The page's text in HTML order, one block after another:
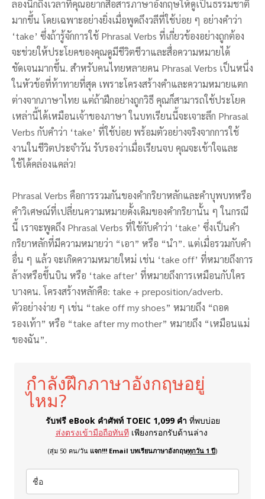
ลองนึกถึงเวลาที่คุณอยากสื่อสารภาษาอังกฤษให้ดูเป็นธรรมชาติ
มากขึ้น โดยเฉพาะอย่างยิ่งเมื่อพูดถึงวลีที่ใช้บ่อย ๆ อย่างคำว่า
‘take’ ซึ่งถ้ารู้จักการใช้ Phrasal Verbs ที่เกี่ยวข้องอย่างถูกต้อง
จะช่วยให้ประโยคของคุณดูมีชีวิตชีวาและสื่อความหมายได้
ชัดเจนมากขึ้น. สำหรับคนไทยหลายคน Phrasal Verbs เป็นหนึ่ง
ในหัวข้อที่ท้าทายที่สุด เพราะโครงสร้างคำและความหมายแตก
ต่างจากภาษาไทย แต่ถ้าฝึกอย่างถูกวิธี คุณก็สามารถใช้ประโยค
เหล่านี้ได้เหมือนเจ้าของภาษา ในบทเรียนนี้จะเจาะลึก Phrasal
Verbs กับคำว่า ‘take’ ที่ใช้บ่อย พร้อมตัวอย่างจริงจากการใช้
งานในชีวิตประจำวัน รับรองว่าเมื่อเรียนจบ คุณจะเข้าใจและ
ใช้ได้คล่องแคล่ว!
Phrasal Verbs คือการรวมกันของคำกริยาหลักและคำบุพบทหรือ
คำวิเศษณ์ที่เปลี่ยนความหมายดั้งเดิมของคำกริยานั้น ๆ ในกรณี
นี้ เราจะพูดถึง Phrasal Verbs ที่ใช้กับคำว่า ‘take’ ซึ่งเป็นคำ
กริยาหลักที่มีความหมายว่า “เอา” หรือ “นำ”. แต่เมื่อรวมกับคำ
อื่น ๆ แล้ว จะเกิดความหมายใหม่ เช่น ‘take off’ ที่หมายถึงการ
ล้างหรือขึ้นบิน หรือ ‘take after’ ที่หมายถึงการเหมือนกับใคร
บางคน. โครงสร้างหลักคือ: take + preposition/adverb.
ตัวอย่างง่าย ๆ เช่น “take off my shoes” หมายถึง “ถอด
รองเท้า” หรือ “take after my mother” หมายถึง “เหมือนแม่
ของฉัน”.
กำลังฝึกภาษาอังกฤษอยู่
ไหม?
รับฟรี eBook คำศัพท์ TOEIC 1,099 คำ ที่พบบ่อย
ส่งตรงเข้ามือถือทันที เพียงกรอกรับด้านล่าง
(สุ่ม 50 คน/วัน แจก!!! Email บทเรียนภาษาอังกฤษทุกวัน 1 ปี)